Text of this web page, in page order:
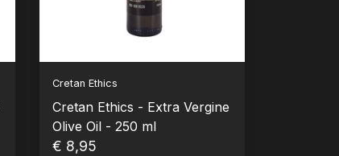
Cretan Ethics
Cretan Ethics - Extra Vergine
Olive Oil - 250 ml
€ 8,95